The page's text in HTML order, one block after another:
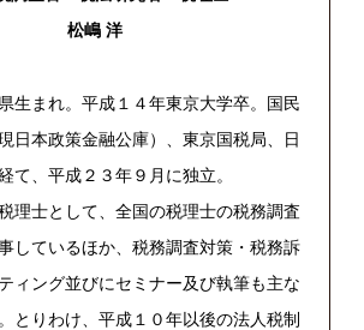
松嶋 洋
生まれ。平成１４年東京大学卒。国民
日本政策金融公庫）、東京国税局、日
て、平成２３年９月に独立。
理士として、全国の税理士の税務調査
しているほか、税務調査対策・税務訴
ィング並びにセミナー及び執筆も主な
とりわけ、平成１０年以後の法人税制